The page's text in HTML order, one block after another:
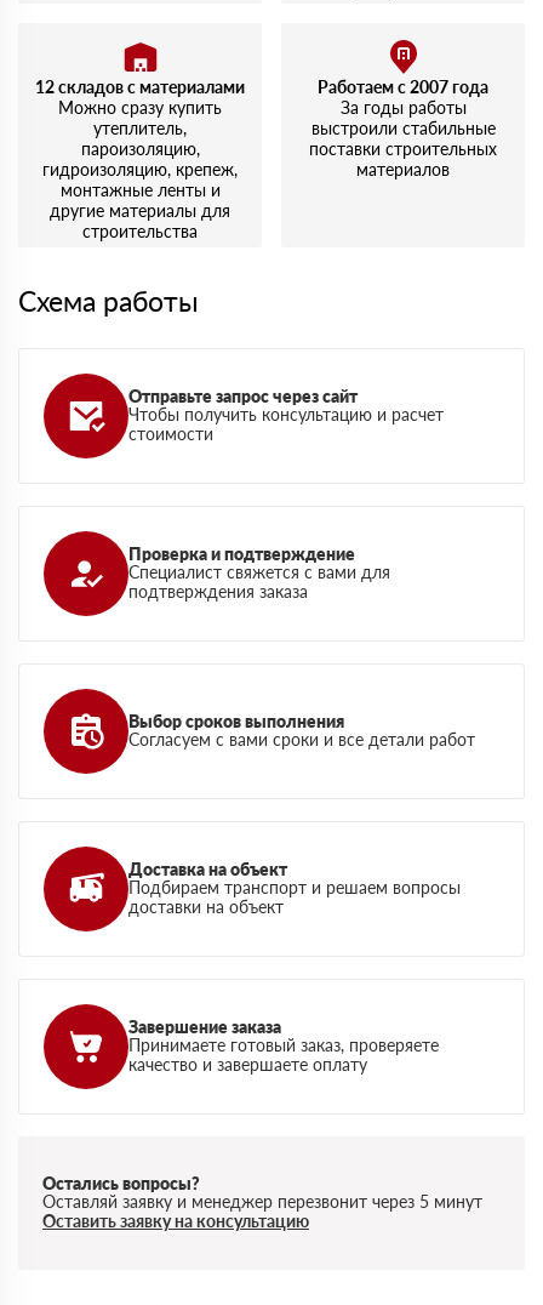
12 складов с материалами
Можно сразу купить
утеплитель,
пароизоляцию,
гидроизоляцию, крепеж,
монтажные ленты и
другие материалы для
строительства
Работаем с 2007 года
За годы работы
выстроили стабильные
поставки строительных
материалов
Схема работы
Отправьте запрос через сайт
Чтобы получить консультацию и расчет
стоимости
Проверка и подтверждение
Специалист свяжется с вами для
подтверждения заказа
Выбор сроков выполнения
Согласуем с вами сроки и все детали работ
Доставка на объект
Подбираем транспорт и решаем вопросы
доставки на объект
Завершение заказа
Принимаете готовый заказ, проверяете
качество и завершаете оплату
Остались вопросы?
Оставляй заявку и менеджер перезвонит через 5 минут
Оставить заявку на консультацию